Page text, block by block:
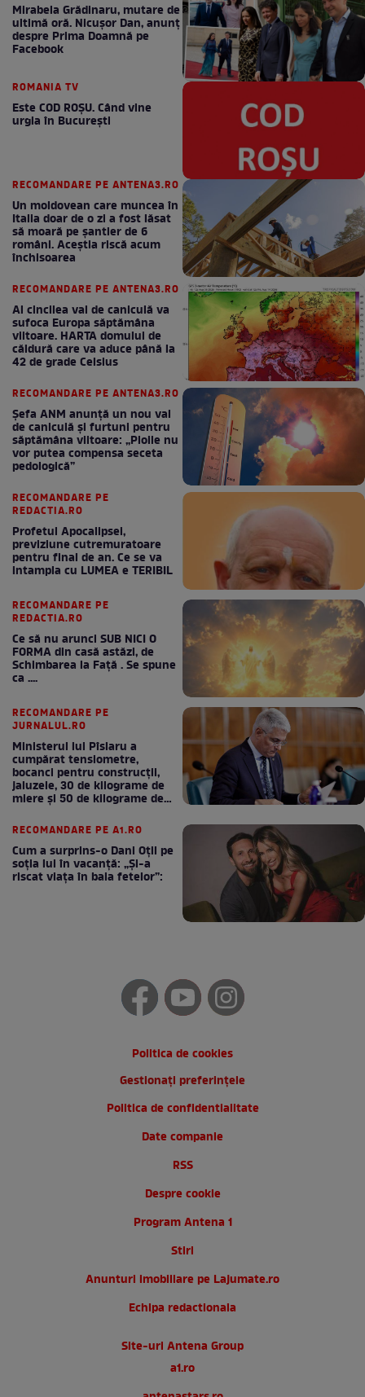
Mirabela Grădinaru, mutare de
ultimă oră. Nicuşor Dan, anunţ
despre Prima Doamnă pe
Facebook
ROMANIA TV
Este COD ROŞU. Când vine
urgia în Bucureşti
RECOMANDARE PE ANTENA3.RO
Un moldovean care muncea în
Italia doar de o zi a fost lăsat
să moară pe şantier de 6
români. Aceștia riscă acum
închisoarea
RECOMANDARE PE ANTENA3.RO
Al cincilea val de caniculă va
sufoca Europa săptămâna
viitoare. HARTA domului de
căldură care va aduce până la
42 de grade Celsius
RECOMANDARE PE ANTENA3.RO
Șefa ANM anunță un nou val
de caniculă și furtuni pentru
săptămâna viitoare: „Ploile nu
vor putea compensa seceta
pedologică”
RECOMANDARE PE
REDACTIA.RO
Profetul Apocalipsei,
previziune cutremuratoare
pentru final de an. Ce se va
intampla cu LUMEA e TERIBIL
RECOMANDARE PE
REDACTIA.RO
Ce să nu arunci SUB NICI O
FORMA din casă astăzi, de
Schimbarea la Față . Se spune
ca ....
RECOMANDARE PE
JURNALUL.RO
Ministerul lui Pîslaru a
cumpărat tensiometre,
bocanci pentru construcții,
jaluzele, 30 de kilograme de
miere și 50 de kilograme de
RECOMANDARE PE A1.RO
Cum a surprins-o Dani Oțil pe
soția lui în vacanță: „Și-a
riscat viața în baia fetelor”:
Politica de cookies
Gestionați preferințele
Politica de confidentialitate
Date companie
RSS
Despre cookie
Program Antena 1
Stiri
Anunturi imobiliare pe Lajumate.ro
Echipa redactionala
Site-uri Antena Group
a1.ro